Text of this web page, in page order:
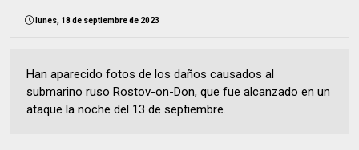
lunes, 18 de septiembre de 2023
Han aparecido fotos de los daños causados al
submarino ruso Rostov-on-Don, que fue alcanzado en un
ataque la noche del 13 de septiembre.